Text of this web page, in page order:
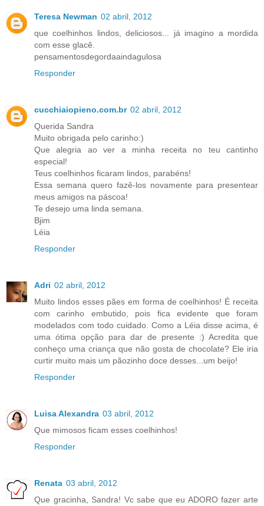
Teresa Newman 02 abril, 2012
que coelhinhos lindos, deliciosos... já imagino a mordida
com esse glacê.
pensamentosdegordaaindagulosa
Responder
cucchiaiopieno.com.br 02 abril, 2012
Querida Sandra
Muito obrigada pelo carinho:)
Que alegria ao ver a minha receita no teu cantinho
especial!
Teus coelhinhos ficaram lindos, parabéns!
Essa semana quero fazê-los novamente para presentear
meus amigos na páscoa!
Te desejo uma linda semana.
Bjim
Léia
Responder
Adri 02 abril, 2012
Muito lindos esses pães em forma de coelhinhos! É receita
com carinho embutido, pois fica evidente que foram
modelados com todo cuidado. Como a Léia disse acima, é
uma ótima opção para dar de presente :) Acredita que
conheço uma criança que não gosta de chocolate? Ele iria
curtir muito mais um pãozinho doce desses...um beijo!
Responder
Luisa Alexandra 03 abril, 2012
Que mimosos ficam esses coelhinhos!
Responder
Renata 03 abril, 2012
Que gracinha, Sandra! Vc sabe que eu ADORO fazer arte